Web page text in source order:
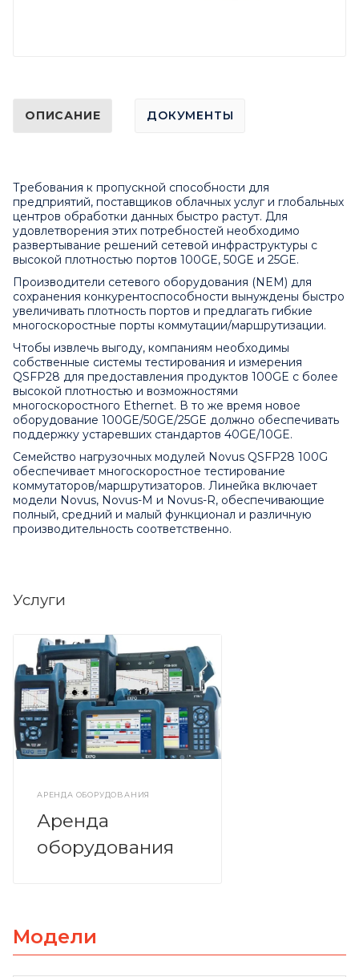
ОПИСАНИЕ ДОКУМЕНТЫ
Требования к пропускной способности для
предприятий, поставщиков облачных услуг и глобальных
центров обработки данных быстро растут. Для
удовлетворения этих потребностей необходимо
развертывание решений сетевой инфраструктуры с
высокой плотностью портов 100GE, 50GE и 25GE.
Производители сетевого оборудования (NEM) для
сохранения конкурентоспособности вынуждены быстро
увеличивать плотность портов и предлагать гибкие
многоскоростные порты коммутации/маршрутизации.
Чтобы извлечь выгоду, компаниям необходимы
собственные системы тестирования и измерения
QSFP28 для предоставления продуктов 100GE с более
высокой плотностью и возможностями
многоскоростного Ethernet. В то же время новое
оборудование 100GE/50GE/25GE должно обеспечивать
поддержку устаревших стандартов 40GE/10GE.
Семейство нагрузочных модулей Novus QSFP28 100G
обеспечивает многоскоростное тестирование
коммутаторов/маршрутизаторов. Линейка включает
модели Novus, Novus-M и Novus-R, обеспечивающие
полный, средний и малый функционал и различную
производительность соответственно.
Услуги
АРЕНДА ОБОРУДОВАНИЯ
Аренда
оборудования
Модели